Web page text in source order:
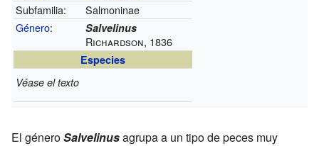
Subfamilia:
Salmoninae
Género: Salvelinus
Richardson, 1836
Especies
Véase el texto
El géneroSalvelinusagrupa a un tipo de peces muy